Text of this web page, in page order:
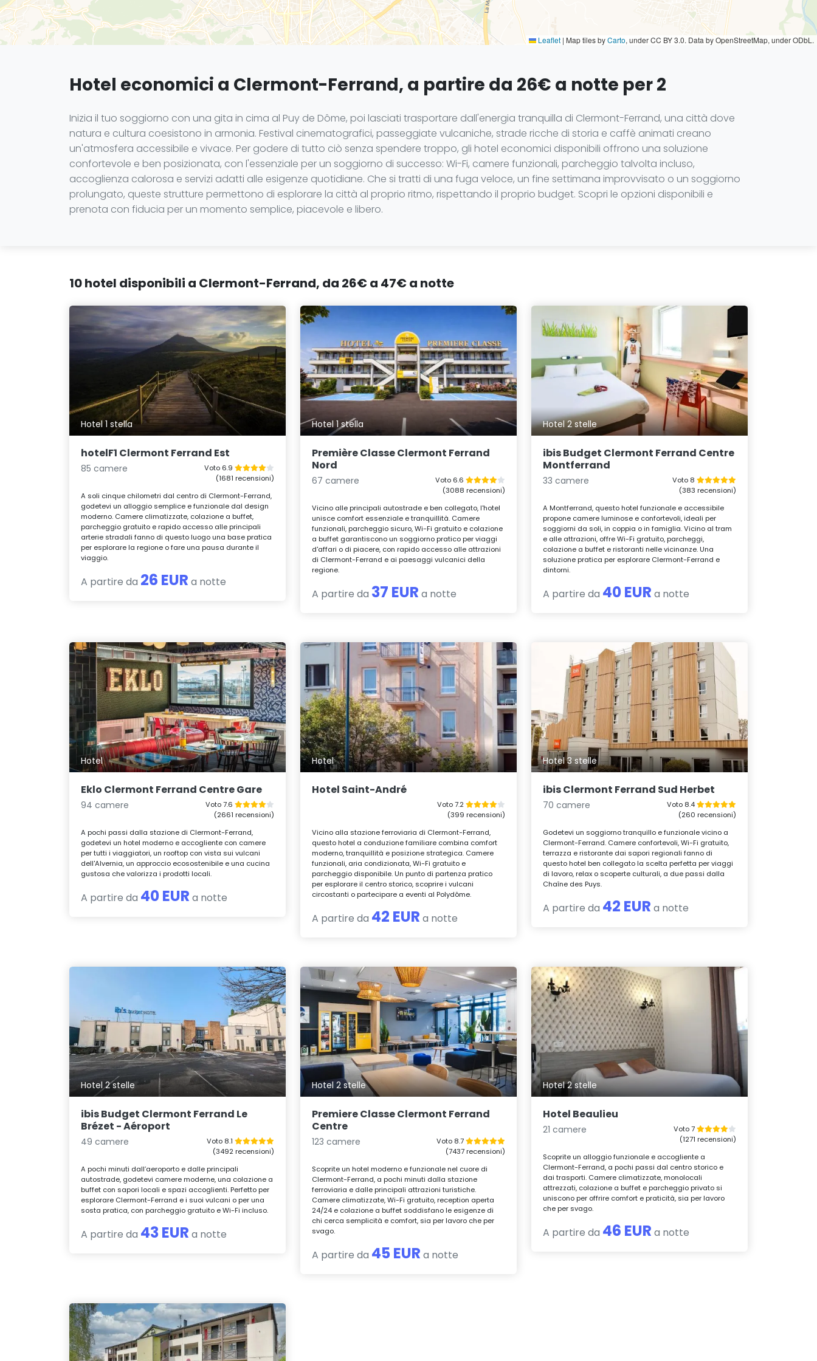
Leaflet | Map tiles byCarto, under CC BY 3.0. Data by OpenStreetMap, under ODbL.
Hotel economici a Clermont-Ferrand, a partire da 26€ a notte per 2
Inizia il tuo soggiorno con una gita in cima al Puy de Dôme, poi lasciati trasportare dall'energia tranquilla di Clermont-Ferrand, una città dove
natura e cultura coesistono in armonia. Festival cinematografici, passeggiate vulcaniche, strade ricche di storia e caffè animati creano
un'atmosfera accessibile e vivace. Per godere di tutto ciò senza spendere troppo, gli hotel economici disponibili offrono una soluzione
confortevole e ben posizionata, con l'essenziale per un soggiorno di successo: Wi-Fi, camere funzionali, parcheggio talvolta incluso,
accoglienza calorosa e servizi adatti alle esigenze quotidiane. Che si tratti di una fuga veloce, un fine settimana improvvisato o un soggiorno
prolungato, queste strutture permettono di esplorare la città al proprio ritmo, rispettando il proprio budget. Scopri le opzioni disponibili e
prenota con fiducia per un momento semplice, piacevole e libero.
10 hotel disponibili a Clermont-Ferrand, da 26€ a 47€ a notte
Hotel 1 stella
hotelF1 Clermont Ferrand Est
85 camere
Voto 6.9
(1681 recensioni)
A soli cinque chilometri dal centro di Clermont-Ferrand,
godetevi un alloggio semplice e funzionale dal design
moderno. Camere climatizzate, colazione a buffet,
parcheggio gratuito e rapido accesso alle principali
arterie stradali fanno di questo luogo una base pratica
per esplorare la regione o fare una pausa durante il
viaggio.
A partire da 26 EUR a notte
Hotel 1 stella
Première Classe Clermont Ferrand
Nord
67 camere
Voto 6.6
(3088 recensioni)
Vicino alle principali autostrade e ben collegato, l'hotel
unisce comfort essenziale e tranquillità. Camere
funzionali, parcheggio sicuro, Wi-Fi gratuito e colazione
a buffet garantiscono un soggiorno pratico per viaggi
d'affari o di piacere, con rapido accesso alle attrazioni
di Clermont-Ferrand e ai paesaggi vulcanici della
regione.
A partire da 37 EUR a notte
Hotel 2 stelle
ibis Budget Clermont Ferrand Centre
Montferrand
33 camere
Voto 8
(383 recensioni)
A Montferrand, questo hotel funzionale e accessibile
propone camere luminose e confortevoli, ideali per
soggiorni da soli, in coppia o in famiglia. Vicino al tram
e alle attrazioni, offre Wi-Fi gratuito, parcheggi,
colazione a buffet e ristoranti nelle vicinanze. Una
soluzione pratica per esplorare Clermont-Ferrand e
dintorni.
A partire da 40 EUR a notte
Hotel
Eklo Clermont Ferrand Centre Gare
94 camere
Voto 7.6
(2661 recensioni)
A pochi passi dalla stazione di Clermont-Ferrand,
godetevi un hotel moderno e accogliente con camere
per tutti i viaggiatori, un rooftop con vista sui vulcani
dell'Alvernia, un approccio ecosostenibile e una cucina
gustosa che valorizza i prodotti locali.
A partire da 40 EUR a notte
Hotel
Hotel Saint-André
Voto 7.2
(399 recensioni)
Vicino alla stazione ferroviaria di Clermont-Ferrand,
questo hotel a conduzione familiare combina comfort
moderno, tranquillità e posizione strategica. Camere
funzionali, aria condizionata, Wi-Fi gratuito e
parcheggio disponibile. Un punto di partenza pratico
per esplorare il centro storico, scoprire i vulcani
circostanti o partecipare a eventi al Polydôme.
A partire da 42 EUR a notte
Hotel 3 stelle
ibis Clermont Ferrand Sud Herbet
70 camere
Voto 8.4
(260 recensioni)
Godetevi un soggiorno tranquillo e funzionale vicino a
Clermont-Ferrand. Camere confortevoli, Wi-Fi gratuito,
terrazza e ristorante dai sapori regionali fanno di
questo hotel ben collegato la scelta perfetta per viaggi
di lavoro, relax o scoperte culturali, a due passi dalla
Chaîne des Puys.
A partire da 42 EUR a notte
Hotel 2 stelle
ibis Budget Clermont Ferrand Le
Brézet - Aéroport
49 camere
Voto 8.1
(3492 recensioni)
A pochi minuti dall’aeroporto e dalle principali
autostrade, godetevi camere moderne, una colazione a
buffet con sapori locali e spazi accoglienti. Perfetto per
esplorare Clermont-Ferrand e i suoi vulcani o per una
sosta pratica, con parcheggio gratuito e Wi-Fi incluso.
A partire da 43 EUR a notte
Hotel 2 stelle
Premiere Classe Clermont Ferrand
Centre
123 camere
Voto 8.7
(7437 recensioni)
Scoprite un hotel moderno e funzionale nel cuore di
Clermont-Ferrand, a pochi minuti dalla stazione
ferroviaria e dalle principali attrazioni turistiche.
Camere climatizzate, Wi-Fi gratuito, reception aperta
24/24 e colazione a buffet soddisfano le esigenze di
chi cerca semplicità e comfort, sia per lavoro che per
svago.
A partire da 45 EUR a notte
Hotel 2 stelle
Hotel Beaulieu
21 camere
Voto 7
(1271 recensioni)
Scoprite un alloggio funzionale e accogliente a
Clermont-Ferrand, a pochi passi dal centro storico e
dai trasporti. Camere climatizzate, monolocali
attrezzati, colazione a buffet e parcheggio privato si
uniscono per offrire comfort e praticità, sia per lavoro
che per svago.
A partire da 46 EUR a notte